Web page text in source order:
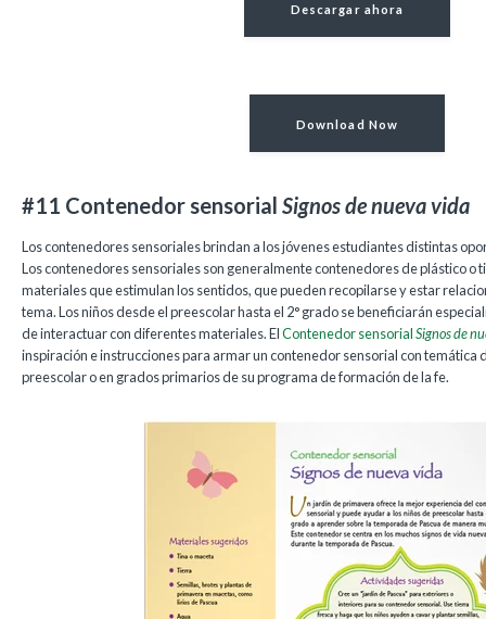
Descargar ahora
Download Now
#11 Contenedor sensorial Signos de nueva vida
Los contenedores sensoriales brindan a los jóvenes estudiantes distintas
Los contenedores sensoriales son generalmente contenedores de plástico o
materiales que estimulan los sentidos, que pueden recopilarse y estar
tema. Los niños desde el preescolar hasta el 2° grado se beneficiarán
de interactuar con diferentes materiales. ElContenedor sensorialSignos de
inspiración e instrucciones para armar un contenedor sensorial con temática
preescolar o en grados primarios de su programa de formación de la fe.